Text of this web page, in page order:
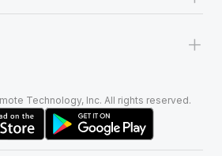
+
Technology, Inc. All rights reserved.